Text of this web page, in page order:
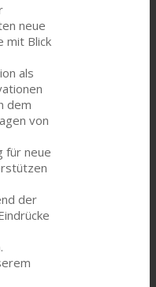
neue
mit Blick
als
dem
von
für neue
der